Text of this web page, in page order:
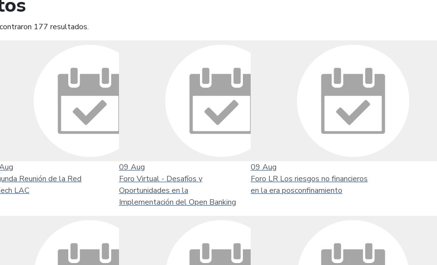
177 resultados.
Reunión de la Red
LAC
09 Aug
Foro Virtual - Desafíos y
Oportunidades en la
Implementación del Open Banking
09 Aug
Foro LR Los riesgos no financieros
en la era posconfinamiento